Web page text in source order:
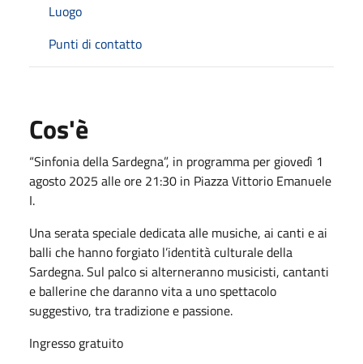
Luogo
Punti di contatto
Cos'è
“Sinfonia della Sardegna”, in programma per giovedì 1
agosto 2025 alle ore 21:30 in Piazza Vittorio Emanuele
I.
Una serata speciale dedicata alle musiche, ai canti e ai
balli che hanno forgiato l’identità culturale della
Sardegna. Sul palco si alterneranno musicisti, cantanti
e ballerine che daranno vita a uno spettacolo
suggestivo, tra tradizione e passione.
Ingresso gratuito